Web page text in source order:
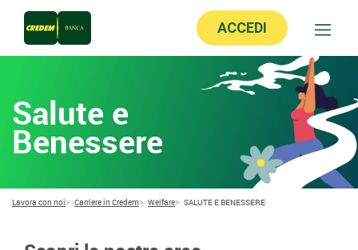
ACCEDI
Salute e
Benessere
Lavora con noi Carriere in Credem Welfare SALUTE E BENESSERE